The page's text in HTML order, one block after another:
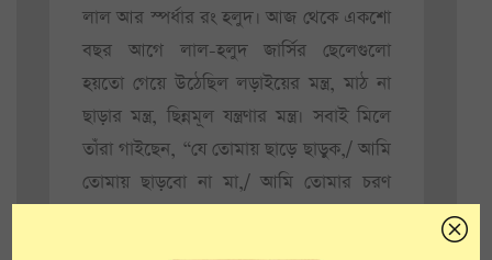
লাল আর স্পর্ধার রং হলুদ। আজ থেকে একশো
বছর আগে লাল-হলুদ জার্সির ছেলেগুলো
হয়তো গেয়ে উঠেছিল লড়াইয়ের মন্ত্র, মাঠ না
ছাড়ার মন্ত্র, ছিন্নমূল যন্ত্রণার মন্ত্র। সবাই মিলে
তাঁরা গাইছেন, “যে তোমায় ছাড়ে ছাড়ুক,/ আমি
তোমায় ছাড়বো না মা,/ আমি তোমার চরণ